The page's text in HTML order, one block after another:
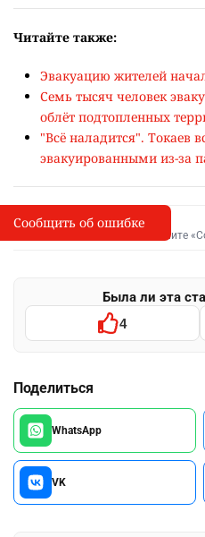
Читайте также:
Эвакуацию жителей
Семь тысяч человек
облёт подтопленных
"Всё наладится". Токаев
эвакуированными из-за
I
Сообщить об опечатке
Выделите фрагмент и нажмите
Была ли эта
4
Поделиться
WhatsApp
VK
Сообщить об ошибке